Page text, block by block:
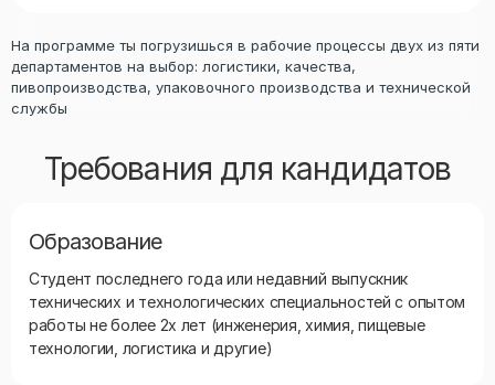
На программе ты погрузишься в рабочие процессы двух из пяти
департаментов на выбор: логистики, качества,
пивопроизводства, упаковочного производства и технической
службы
Требования для кандидатов
Образование
Студент последнего года или недавний выпускник
технических и технологических специальностей с опытом
работы не более 2х лет (инженерия, химия, пищевые
технологии, логистика и другие)